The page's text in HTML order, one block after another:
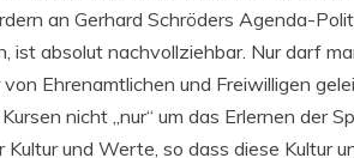
an Gerhard Schröders Agenda-
ist absolut nachvollziehbar. Nur darf
Ehrenamtlichen und Freiwilligen
nicht „nur“ um das Erlernen der
Kultur und Werte, so dass diese Kultur